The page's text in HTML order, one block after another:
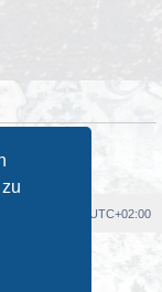
UTC+02:00
Limited